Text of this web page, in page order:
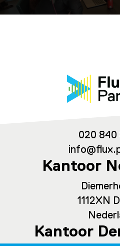
020 840
Kantoor
1112XN
Kantoor